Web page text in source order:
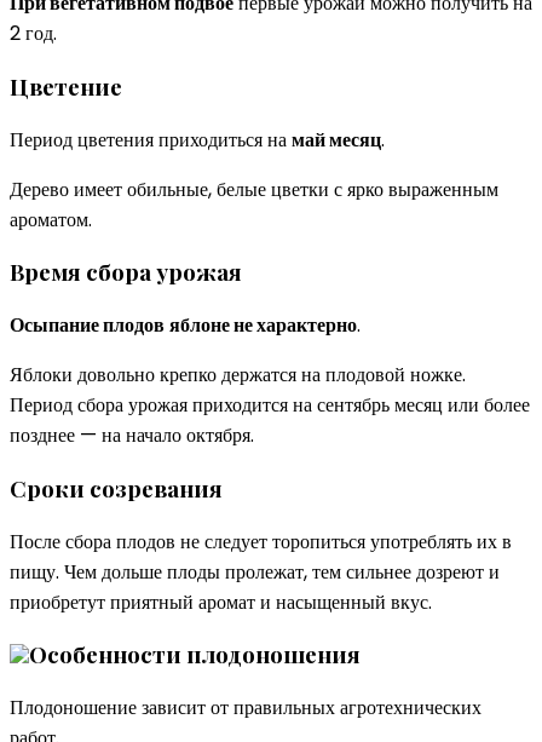
2 год.
Цветение
Период цветения приходиться намай месяц.
Дерево имеет обильные, белые цветки с ярко выраженным
ароматом.
Время сбора урожая
Осыпание плодовяблоне не характерно.
Яблоки довольно крепко держатся на плодовой ножке.
Период сбора урожая приходится на сентябрь месяц или более
позднее — на начало октября.
Сроки созревания
После сбора плодов не следует торопиться употреблять их в
пищу. Чем дольше плоды пролежат, тем сильнее дозреют и
приобретут приятный аромат и насыщенный вкус.
Особенности плодоношения
Плодоношение зависит от правильных агротехнических